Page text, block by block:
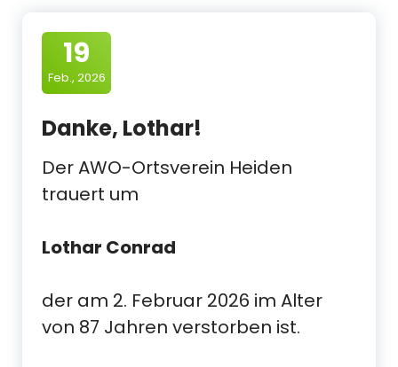
19
Feb., 2026
Danke, Lothar!
Der AWO-Ortsverein Heiden
trauert um
Lothar Conrad
der am 2. Februar 2026 im Alter
von 87 Jahren verstorben ist.